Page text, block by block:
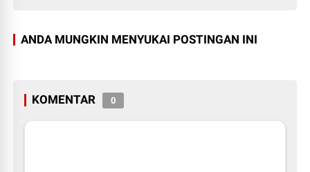
ANDA MUNGKIN MENYUKAI POSTINGAN INI
KOMENTAR 0